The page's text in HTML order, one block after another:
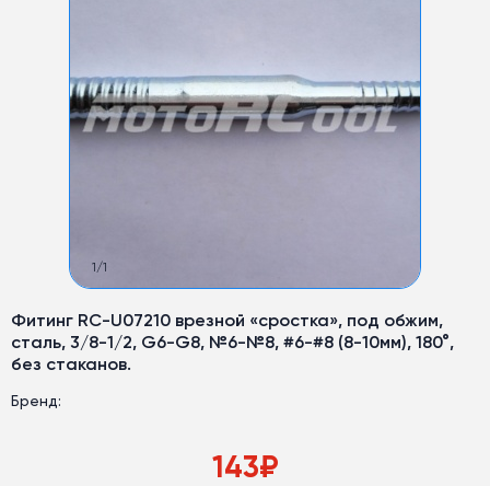
1 /1
Фитинг RC-U07210 врезной «сростка», под обжим,
сталь, 3/8-1/2, G6-G8, №6-№8, #6-#8 (8-10мм), 180°,
без стаканов.
Бренд:
143₽